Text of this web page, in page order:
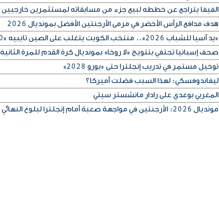
الفيفا يتراجع عن خططه لبيع جزء من مسابقاته لمستثمرين خارجيين
هدف مدافع الرأس الأخضر في مرمى الأرجنتين الأفضل بمونديال 2026
«يد آسيا للشباب 2026».. منتخب الكويت يتغلب على الصين تايبيه «30-29» ويحرز المركز الخامس
صحف إسبانيا تحتفي بتتويج «لا روخا» بمونديال كرة القدم للمرة الثانية
توخيل مستمر في تدريب إنجلترا حتى «يورو 2028»
ليفاندوفسكي: لهذا السبب فضلت أميركا؟
المغربي بوعدي على رادار مانشستر سيتي
مونديال 2026: الأرجنتين في مواجهة صعبة أمام إنجلترا لبلوغ النهائي